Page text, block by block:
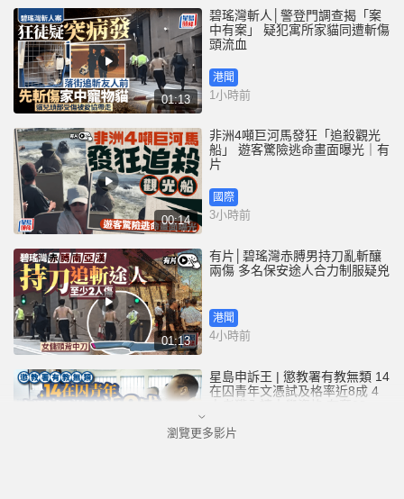
01:13
碧瑤灣斬人│警登門調查揭「案
中有案」 疑犯寓所家貓同遭斬傷
頭流血
港聞
1小時前
00:14
非洲4噸巨河馬發狂「追殺觀光
船」 遊客驚險逃命畫面曝光｜有
片
國際
3小時前
01:13
有片│碧瑤灣赤膊男持刀亂斬釀
兩傷 多名保安途人合力制服疑兇
港聞
4小時前
星島申訴王 | 懲教署有教無類 14
在囚青年文憑試及格率近8成 4
港聞
瀏覽更多影片